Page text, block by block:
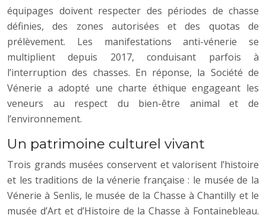
équipages doivent respecter des périodes de chasse
définies, des zones autorisées et des quotas de
prélèvement. Les manifestations anti-vénerie se
multiplient depuis 2017, conduisant parfois à
l’interruption des chasses. En réponse, la Société de
Vénerie a adopté une charte éthique engageant les
veneurs au respect du bien-être animal et de
l’environnement.
Un patrimoine culturel vivant
Trois grands musées conservent et valorisent l’histoire
et les traditions de la vénerie française : le musée de la
Vénerie à Senlis, le musée de la Chasse à Chantilly et le
musée d’Art et d’Histoire de la Chasse à Fontainebleau.